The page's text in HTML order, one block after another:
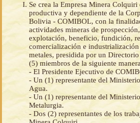
Se crea la Empresa Minera Colquiri
productiva y dependiente de la
Bolivia - COMIBOL, con la
actividades mineras de
explotación, beneficio, fundición,
comercialización e
metales, presidida por un
(5) miembros de la siguiente
- El Presidente Ejecutivo de
- Un (1) representante del
Agua.
- Un (1) representante del
Metalurgia.
- Dos (2) representantes de los